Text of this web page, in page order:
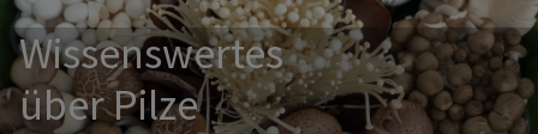
Wissenswertes
über Pilze